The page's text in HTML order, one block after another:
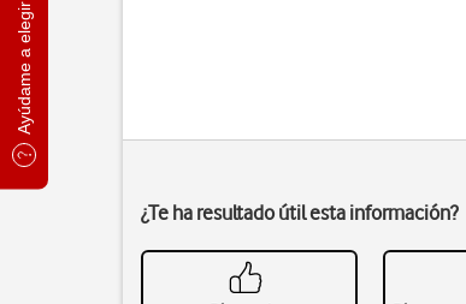
Ayúdame a elegir
¿Te ha resultado útil esta información?